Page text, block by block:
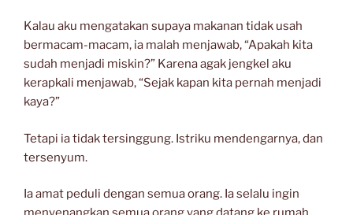
Kalau aku mengatakan supaya makanan tidak usah
bermacam-macam, ia malah menjawab, “Apakah kita
sudah menjadi miskin?” Karena agak jengkel aku
kerapkali menjawab, “Sejak kapan kita pernah menjadi
kaya?”
Tetapi ia tidak tersinggung. Istriku mendengarnya, dan
tersenyum.
Ia amat peduli dengan semua orang. Ia selalu ingin